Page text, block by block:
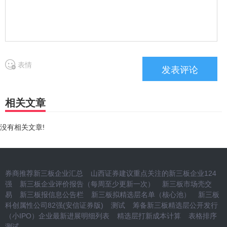
表情
相关文章
没有相关文章!
券商推荐新三板企业汇总
山西证券建议重点关注的新三板企业124
强
新三板企业评价报告（每周至少更新一次）
新三板市场壳交
易
新三板报信息公告栏 新三板拟精选层名单（核心池）
新三板
科创属性公司82强(安信证券版)
测试
筹备新三板精选层公开发行
（小IPO）企业最新进展明细列表
精选层打新成本计算
表格排序